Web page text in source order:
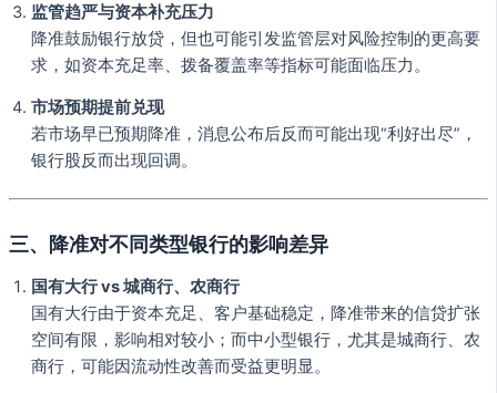
监管趋严与资本补充压力
降准鼓励银行放贷，但也可能引发监管层对风险控制的更高要
求，如资本充足率、拨备覆盖率等指标可能面临压力。
市场预期提前兑现
若市场早已预期降准，消息公布后反而可能出现“利好出尽”，
银行股反而出现回调。
三、降准对不同类型银行的影响差异
国有大行 vs 城商行、农商行
国有大行由于资本充足、客户基础稳定，降准带来的信贷扩张
空间有限，影响相对较小；而中小型银行，尤其是城商行、农
商行，可能因流动性改善而受益更明显。